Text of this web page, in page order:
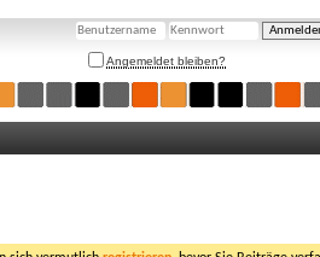
Angemeldet bleiben?